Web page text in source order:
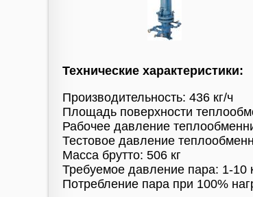
Технические характеристики:
Производительность: 436 кг/ч
Площадь поверхности
Рабочее давление
Тестовое давление
Масса брутто: 506 кг
Требуемое давление пара: 1-10
Потребление пара при 100%